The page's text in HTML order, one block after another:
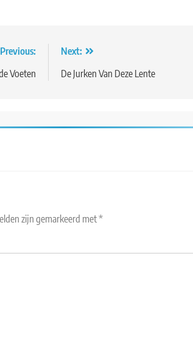
Previous:
Voeten
Next:
De Jurken Van Deze Lente
zijn gemarkeerd met*